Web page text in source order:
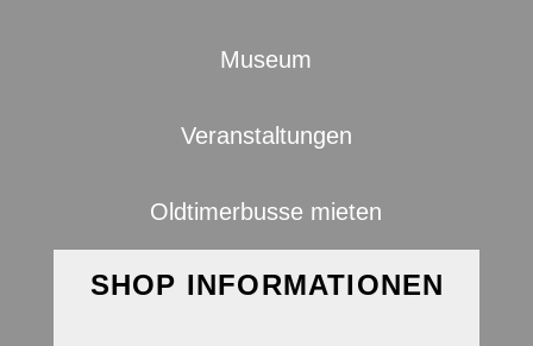
Museum
Veranstaltungen
Oldtimerbusse mieten
SHOP INFORMATIONEN